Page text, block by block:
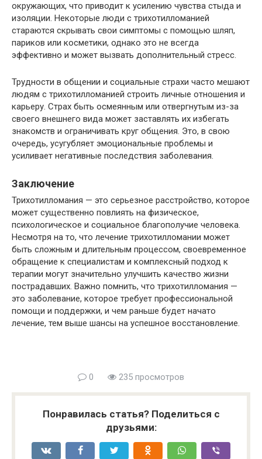
окружающих, что приводит к усилению чувства стыда и
изоляции. Некоторые люди с трихотилломанией
стараются скрывать свои симптомы с помощью шляп,
париков или косметики, однако это не всегда
эффективно и может вызвать дополнительный стресс.
Трудности в общении и социальные страхи часто мешают
людям с трихотилломанией строить личные отношения и
карьеру. Страх быть осмеянным или отвергнутым из-за
своего внешнего вида может заставлять их избегать
знакомств и ограничивать круг общения. Это, в свою
очередь, усугубляет эмоциональные проблемы и
усиливает негативные последствия заболевания.
Заключение
Трихотилломания — это серьезное расстройство, которое
может существенно повлиять на физическое,
психологическое и социальное благополучие человека.
Несмотря на то, что лечение трихотилломании может
быть сложным и длительным процессом, своевременное
обращение к специалистам и комплексный подход к
терапии могут значительно улучшить качество жизни
пострадавших. Важно помнить, что трихотилломания —
это заболевание, которое требует профессиональной
помощи и поддержки, и чем раньше будет начато
лечение, тем выше шансы на успешное восстановление.
0 235 просмотров
Понравилась статья? Поделиться с
друзьями: